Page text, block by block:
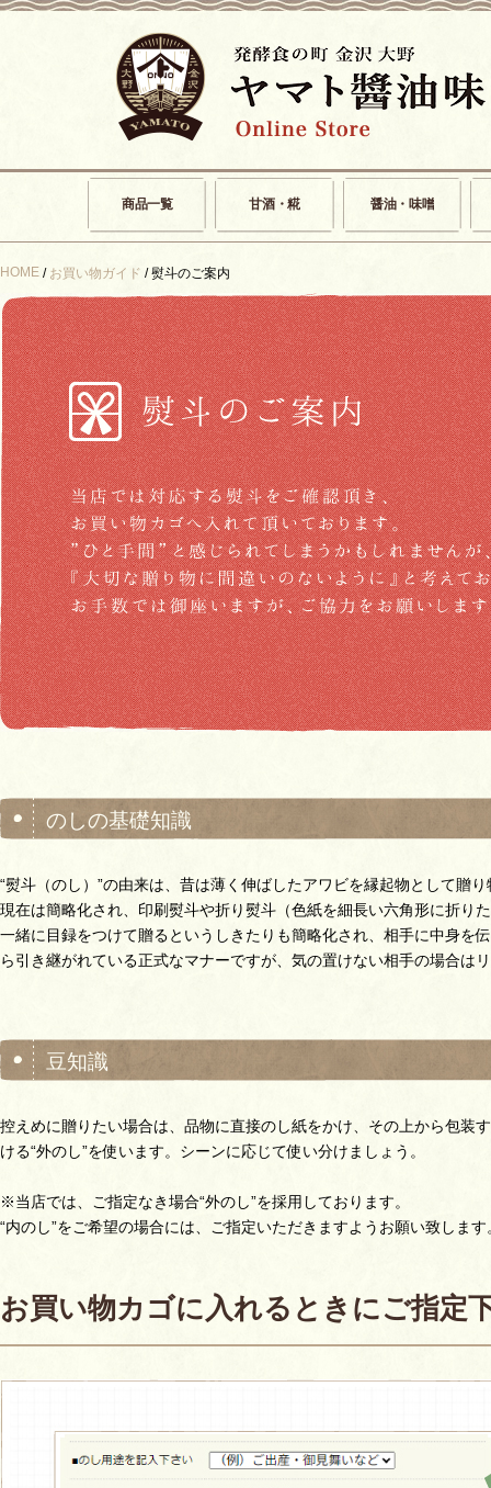
商品一覧 甘酒・糀 醤油・味噌
HOME / お買い物ガイド / 熨斗のご案内
のしの基礎知識
“熨斗（のし）”の由来は、昔は薄く伸ばしたアワビを縁起物として贈
現在は簡略化され、印刷熨斗や折り熨斗（色紙を細長い六角形に折り
一緒に目録をつけて贈るというしきたりも簡略化され、相手に中身を
ら引き継がれている正式なマナーですが、気の置けない相手の場合
豆知識
控えめに贈りたい場合は、品物に直接のし紙をかけ、その上から包装
ける“外のし”を使います。シーンに応じて使い分けましょう。
※当店では、ご指定なき場合“外のし”を採用しております。
“内のし”をご希望の場合には、ご指定いただきますようお願い致します
お買い物カゴに入れるときにご指定